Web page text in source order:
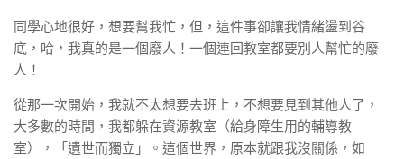
同學心地很好，想要幫我忙，但，這件事卻讓我情緒盪到谷
底，哈，我真的是一個廢人！一個連回教室都要別人幫忙的廢
人！
從那一次開始，我就不太想要去班上，不想要見到其他人了，
大多數的時間，我都躲在資源教室（給身障生用的輔導教
室），「遺世而獨立」。這個世界，原本就跟我沒關係，如